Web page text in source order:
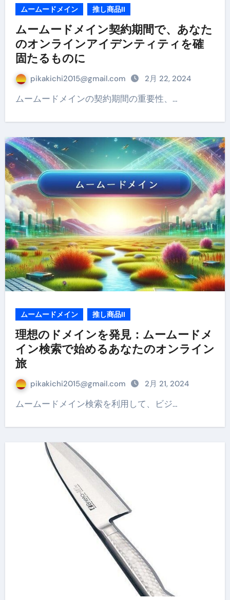
ムームードメイン 推し商品II
ムームードメイン契約期間で、あなた
のオンラインアイデンティティを確
固たるものに
pikakichi2015@gmail.com 2月 22, 2024
ムームードメインの契約期間の重要性、…
ムームードメイン 推し商品II
理想のドメインを発見：ムームードメ
イン検索で始めるあなたのオンライン
旅
pikakichi2015@gmail.com 2月 21, 2024
ムームードメイン検索を利用して、ビジ…